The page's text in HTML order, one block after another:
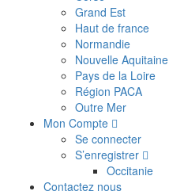
Grand Est
Haut de france
Normandie
Nouvelle Aquitaine
Pays de la Loire
Région PACA
Outre Mer
Mon Compte
Se connecter
S’enregistrer
Occitanie
Contactez nous